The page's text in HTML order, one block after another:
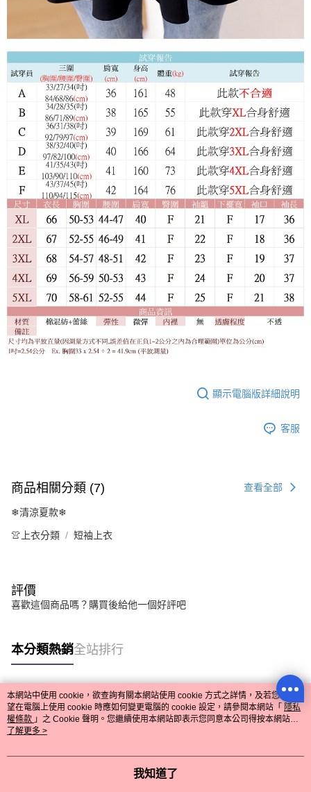
顯示電腦版詳細說明
客服
商品相關分類 (7) 查看全部
❄清涼夏款❄
👚上衣分類 短袖上衣
評價
喜歡這個商品嗎？購買後給他一個好評吧
本分類熱銷全站排行
熱門標籤
本網站中使用 cookie，欲查詢有關本網站使用 cookie 方式之詳情，及若您不希
望在電腦上使用 cookie 時應如何變更電腦的 cookie 設定，請參閱本網站「 隱私
權條款 」之 Cookie 聲明。您繼續使用本網站即表示您同意本公司得按本網站使
用條款之 Cookie 聲明使用 cookie。
了解更多 >
我知道了
😎😎😎😎 666~
---------------------------------
LINE綁定好友看優惠資訊！還送
150折價券😍
回覆至 流行前線